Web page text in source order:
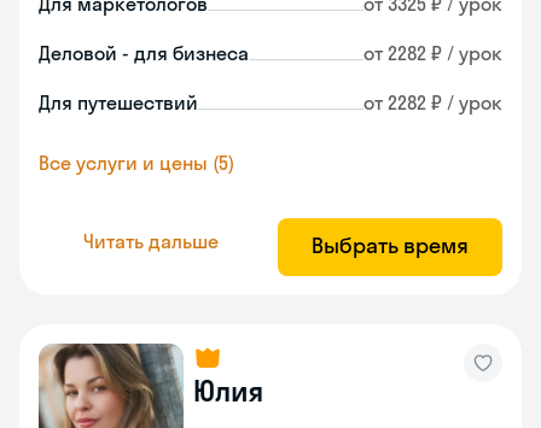
Деловой - для бизнеса от 2282 ₽ / урок
Для путешествий от 2282 ₽ / урок
Все услуги и цены (5)
Читать дальше Выбрать время
Юлия